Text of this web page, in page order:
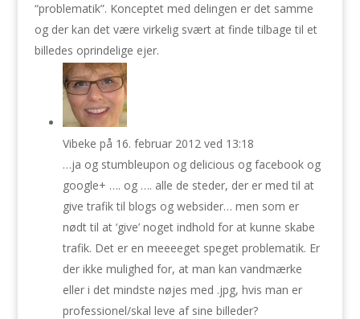
“problematik”. Konceptet med delingen er det samme
og der kan det være virkelig svært at finde tilbage til et
billedes oprindelige ejer.
Vibeke på 16. februar 2012 ved 13:18
…ja og stumbleupon og delicious og facebook og
google+ …. og …. alle de steder, der er med til at
give trafik til blogs og websider… men som er
nødt til at ‘give’ noget indhold for at kunne skabe
trafik. Det er en meeeeget speget problematik. Er
der ikke mulighed for, at man kan vandmærke
eller i det mindste nøjes med .jpg, hvis man er
professionel/skal leve af sine billeder?